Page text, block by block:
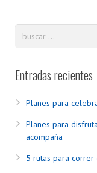
Entradas recientes
Planes para
Planes para
acompaña
5 rutas para correr